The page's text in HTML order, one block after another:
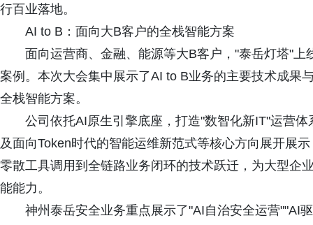
行百业落地。
AI to B：面向大B客户的全栈智能方案
面向运营商、金融、能源等大B客户，"泰岳灯塔"
案例。本次大会集中展示了AI to B业务的主要技术成果
全栈智能方案。
公司依托AI原生引擎底座，打造"数智化新IT"运营
及面向Token时代的智能运维新范式等核心方向展开展
零散工具调用到全链路业务闭环的技术跃迁，为大型企
能能力。
神州泰岳安全业务重点展示了"AI自治安全运营""AI